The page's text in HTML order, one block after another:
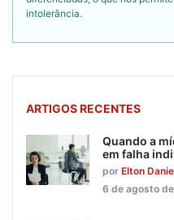
intolerância.
ARTIGOS RECENTES
Quando a
em falha
por Elton
6 de agosto